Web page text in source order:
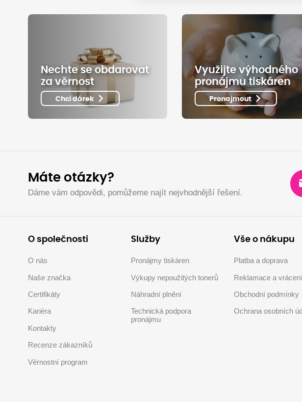
Nechte se obdarovat
za věrnost
Chci dárek
Využijte výhodného
pronájmu tiskáren
Pronajmout
Máte otázky?
Dáme vám odpovědi, pomůžeme najít nejvhodnější řešení.
O společnosti
O nás
Naše značka
Certifikáty
Kariéra
Kontakty
Recenze zákazníků
Věrnostní program
Služby
Pronájmy tiskáren
Výkupy nepoužitých tonerů
Náhradní plnění
Technická podpora
pronájmu
Vše o nákupu
Platba a doprava
Reklamace a
Obchodní podmínky
Ochrana osobních